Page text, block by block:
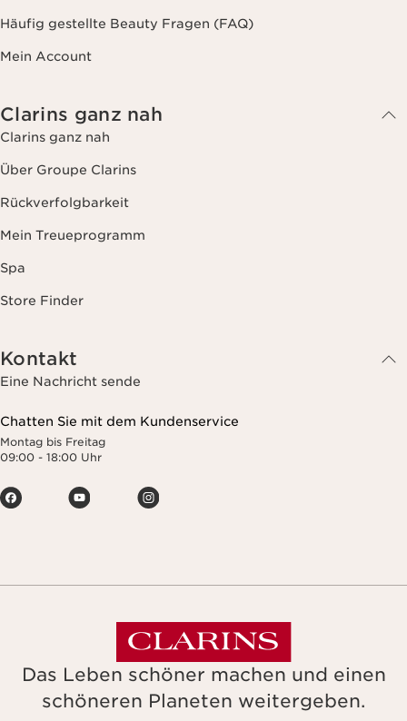
Häufig gestellte Beauty Fragen (FAQ)
Mein Account
Clarins ganz nah
Clarins ganz nah
Über Groupe Clarins
Rückverfolgbarkeit
Mein Treueprogramm
Spa
Store Finder
Kontakt
Eine Nachricht sende
Chatten Sie mit dem Kundenservice
Montag bis Freitag
09:00 - 18:00 Uhr
Das Leben schöner machen und einen
schöneren Planeten weitergeben.